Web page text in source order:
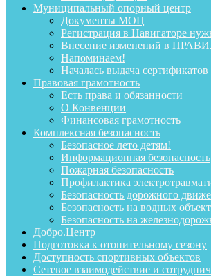
Муниципальный опорный центр
Документы МОЦ
Регистрация в Навигаторе
Внесение изменений в
Напоминаем!
Началась выдача сертификатов
Правовая грамотность
Есть права и обязанности
О Конвенции
Финансовая грамотность
Комплексная безопасность
Безопасное лето детям!
Информационная безопасность
Пожарная безопасность
Профилактика
Безопасность дорожного
Безопасность на водных
Безопасность на
Добро.Центр
Подготовка к отопительному сезону
Доступность спортивных объектов
Сетевое взаимодействие и